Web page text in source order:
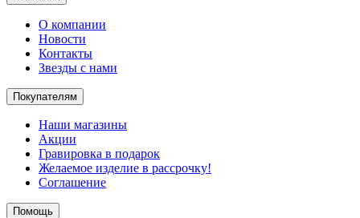
О компании
Новости
Контакты
Звезды с нами
Покупателям
Наши магазины
Акции
Гравировка в подарок
Желаемое изделие в рассрочку!
Соглашение
Помощь